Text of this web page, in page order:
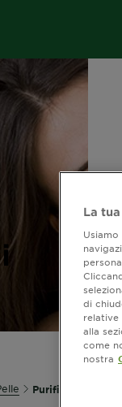
Purificare e
La
di
relative
alla
come
nostra